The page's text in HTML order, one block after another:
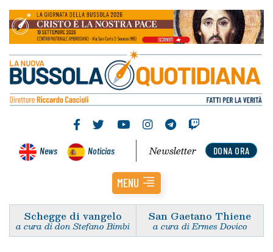
News Noticias DONA ORA
Newsletter
MENU
Schegge di vangelo
a cura di don Stefano Bimbi
San Gaetano Thiene
a cura di Ermes Dovico